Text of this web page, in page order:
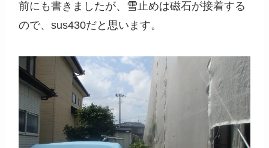
前にも書きましたが、雪止めは磁石が接着する
ので、sus430だと思います。